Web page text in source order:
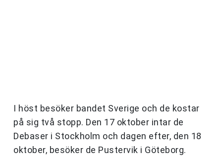
I höst besöker bandet Sverige och de kostar
på sig två stopp. Den 17 oktober intar de
Debaser i Stockholm och dagen efter, den 18
oktober, besöker de Pustervik i Göteborg.